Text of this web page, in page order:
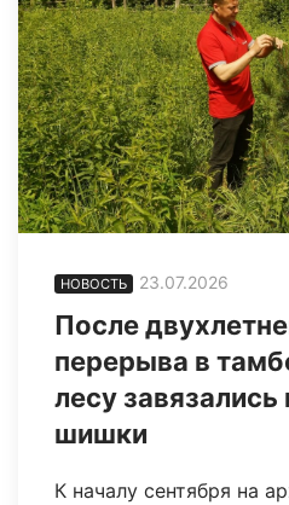
НОВОСТЬ 23.07.2026
После
перерыва в
лесу
шишки
К началу сентября на